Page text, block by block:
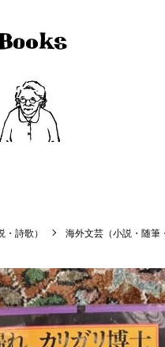
詩歌） 海外文芸（小説・随筆